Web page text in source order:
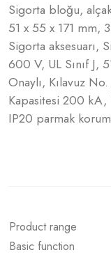
Sigorta bloğu,
51 x 55 x 171 mm,
Sigorta
600 V, UL Sınıf J,
Onaylı, Kılavuz
Kapasitesi 200 kA,
IP20 parmak
Product range
Basic function